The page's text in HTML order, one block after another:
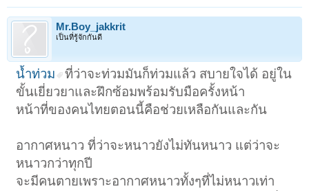
Mr.Boy_jakkrit
เป็นที่รู้จักกันดี
น้ำท่วม
ที่ว่าจะท่วมมันก็ท่วมแล้ว สบายใจได้ อยู่ใน
ขั้นเยี่ยวยาและฝึกซ้อมพร้อมรับมือครั้งหน้า
หน้าที่ของคนไทยตอนนี้คือช่วยเหลือกันและกัน
อากาศหนาว ที่ว่าจะหนาวยังไม่ทันหนาว แต่ว่าจะ
หนาวกว่าทุกปี
จะมีคนตายเพราะอากาศหนาวทั้งๆที่ไม่หนาวเท่า